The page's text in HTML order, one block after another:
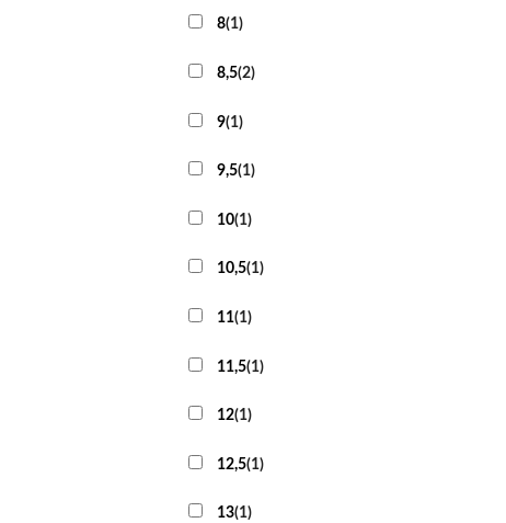
8(1)
8,5(2)
9(1)
9,5(1)
10(1)
10,5(1)
11(1)
11,5(1)
12(1)
12,5(1)
13(1)